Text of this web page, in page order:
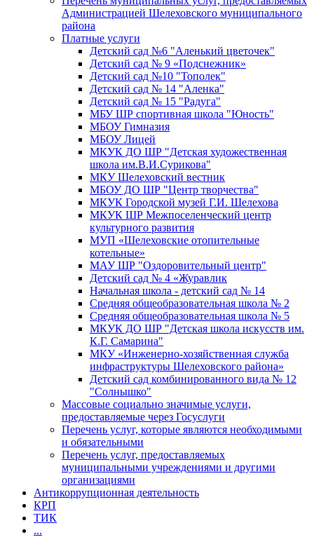
Администрацией Шелеховского муниципального
района
Платные услуги
Детский сад №6 "Аленький цветочек"
Детский сад № 9 «Подснежник»
Детский сад №10 "Тополек"
Детский сад № 14 "Аленка"
Детский сад № 15 "Радуга"
МБУ ШР спортивная школа "Юность"
МБОУ Гимназия
МБОУ Лицей
МКУК ДО ШР "Детская художественная
школа им.В.И.Сурикова"
МКУ Шелеховский вестник
МБОУ ДО ШР "Центр творчества"
МКУК Городской музей Г.И. Шелехова
МКУК ШР Межпоселенческий центр
культурного развития
МУП «Шелеховские отопительные
котельные»
МАУ ШР "Оздоровительный центр"
Детский сад № 4 «Журавлик
Начальная школа - детский сад № 14
Средняя общеобразовательная школа № 2
Средняя общеобразовательная школа № 5
МКУК ДО ШР "Детская школа искусств им.
К.Г. Самарина"
МКУ «Инженерно-хозяйственная служба
инфраструктуры Шелеховского района»
Детский сад комбинированного вида № 12
"Солнышко"
Массовые социально значимые услуги,
предоставляемые через Госуслуги
Перечень услуг, которые являются необходимыми
и обязательными
Перечень услуг, предоставляемых
муниципальными учреждениями и другими
организациями
Антикоррупционная деятельность
КРП
ТИК
...